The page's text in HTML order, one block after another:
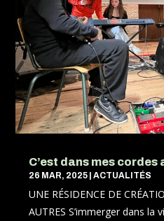
C’est dans mes
26 MAR, 2025 |ACTUALITÉS
UNE RÉSIDENCE DE
AUTRES S’immerger dans la